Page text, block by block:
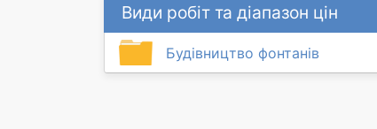
Види робіт та діапазон цін
Будівництво фонтанів